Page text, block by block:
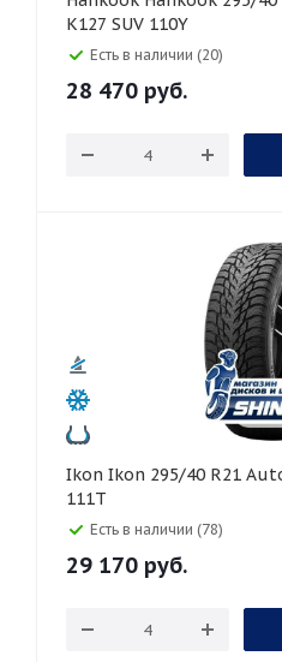
K127 SUV 110Y
Есть в наличии (20)
28 470 руб.
Ikon Ikon 295/40 R21 Autograph Snow 3 SUV
111T
Есть в наличии (78)
29 170 руб.